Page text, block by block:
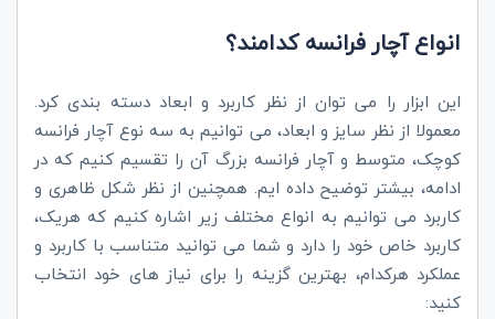
انواع آچار فرانسه کدامند؟
این ابزار را می توان از نظر کاربرد و ابعاد دسته بندی کرد.
معمولا از نظر سایز و ابعاد، می توانیم به سه نوع آچار فرانسه
کوچک، متوسط و آچار فرانسه بزرگ آن را تقسیم کنیم که در
ادامه، بیشتر توضیح داده ایم. همچنین از نظر شکل ظاهری و
کاربرد می توانیم به انواع مختلف زیر اشاره کنیم که هریک،
کاربرد خاص خود را دارد و شما می توانید متناسب با کاربرد و
عملکرد هرکدام، بهترین گزینه را برای نیاز های خود انتخاب
کنید: